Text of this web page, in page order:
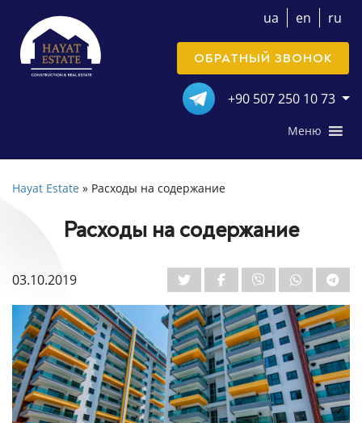
ua en ru
+90 507 250 10 73
ОБРАТНЫЙ ЗВОНОК
Меню
Hayat Estate » Расходы на содержание
Расходы на содержание
03.10.2019